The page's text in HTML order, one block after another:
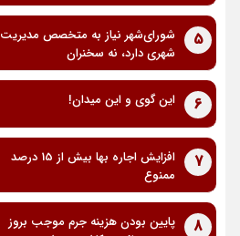
5
شورای‌شهر نیاز به متخصص مدیریت
شهری دارد، نه سخنران
6 این گوی و این میدان!
7
افزایش اجاره بها بیش از 15 درصد
ممنوع
8
پایین بودن هزینه جرم موجب بروز